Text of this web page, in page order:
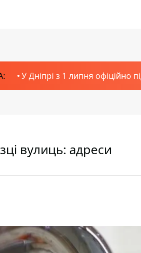
У Дніпрі з 1 липня офіційно
вулиць: адреси